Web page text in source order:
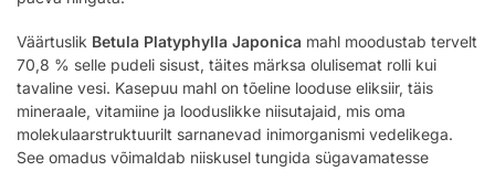
Väärtuslik Betula Platyphylla Japonica mahl moodustab tervelt
70,8 % selle pudeli sisust, täites märksa olulisemat rolli kui
tavaline vesi. Kasepuu mahl on tõeline looduse eliksiir, täis
mineraale, vitamiine ja looduslikke niisutajaid, mis oma
molekulaarstruktuurilt sarnanevad inimorganismi vedelikega.
See omadus võimaldab niiskusel tungida sügavamatesse